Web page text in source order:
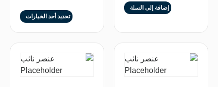
إضافة إلى السلة
تحديد أحد الخيارات